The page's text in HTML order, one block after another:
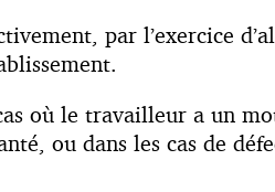
par l’exercice
où le travailleur a un
ou dans les cas de